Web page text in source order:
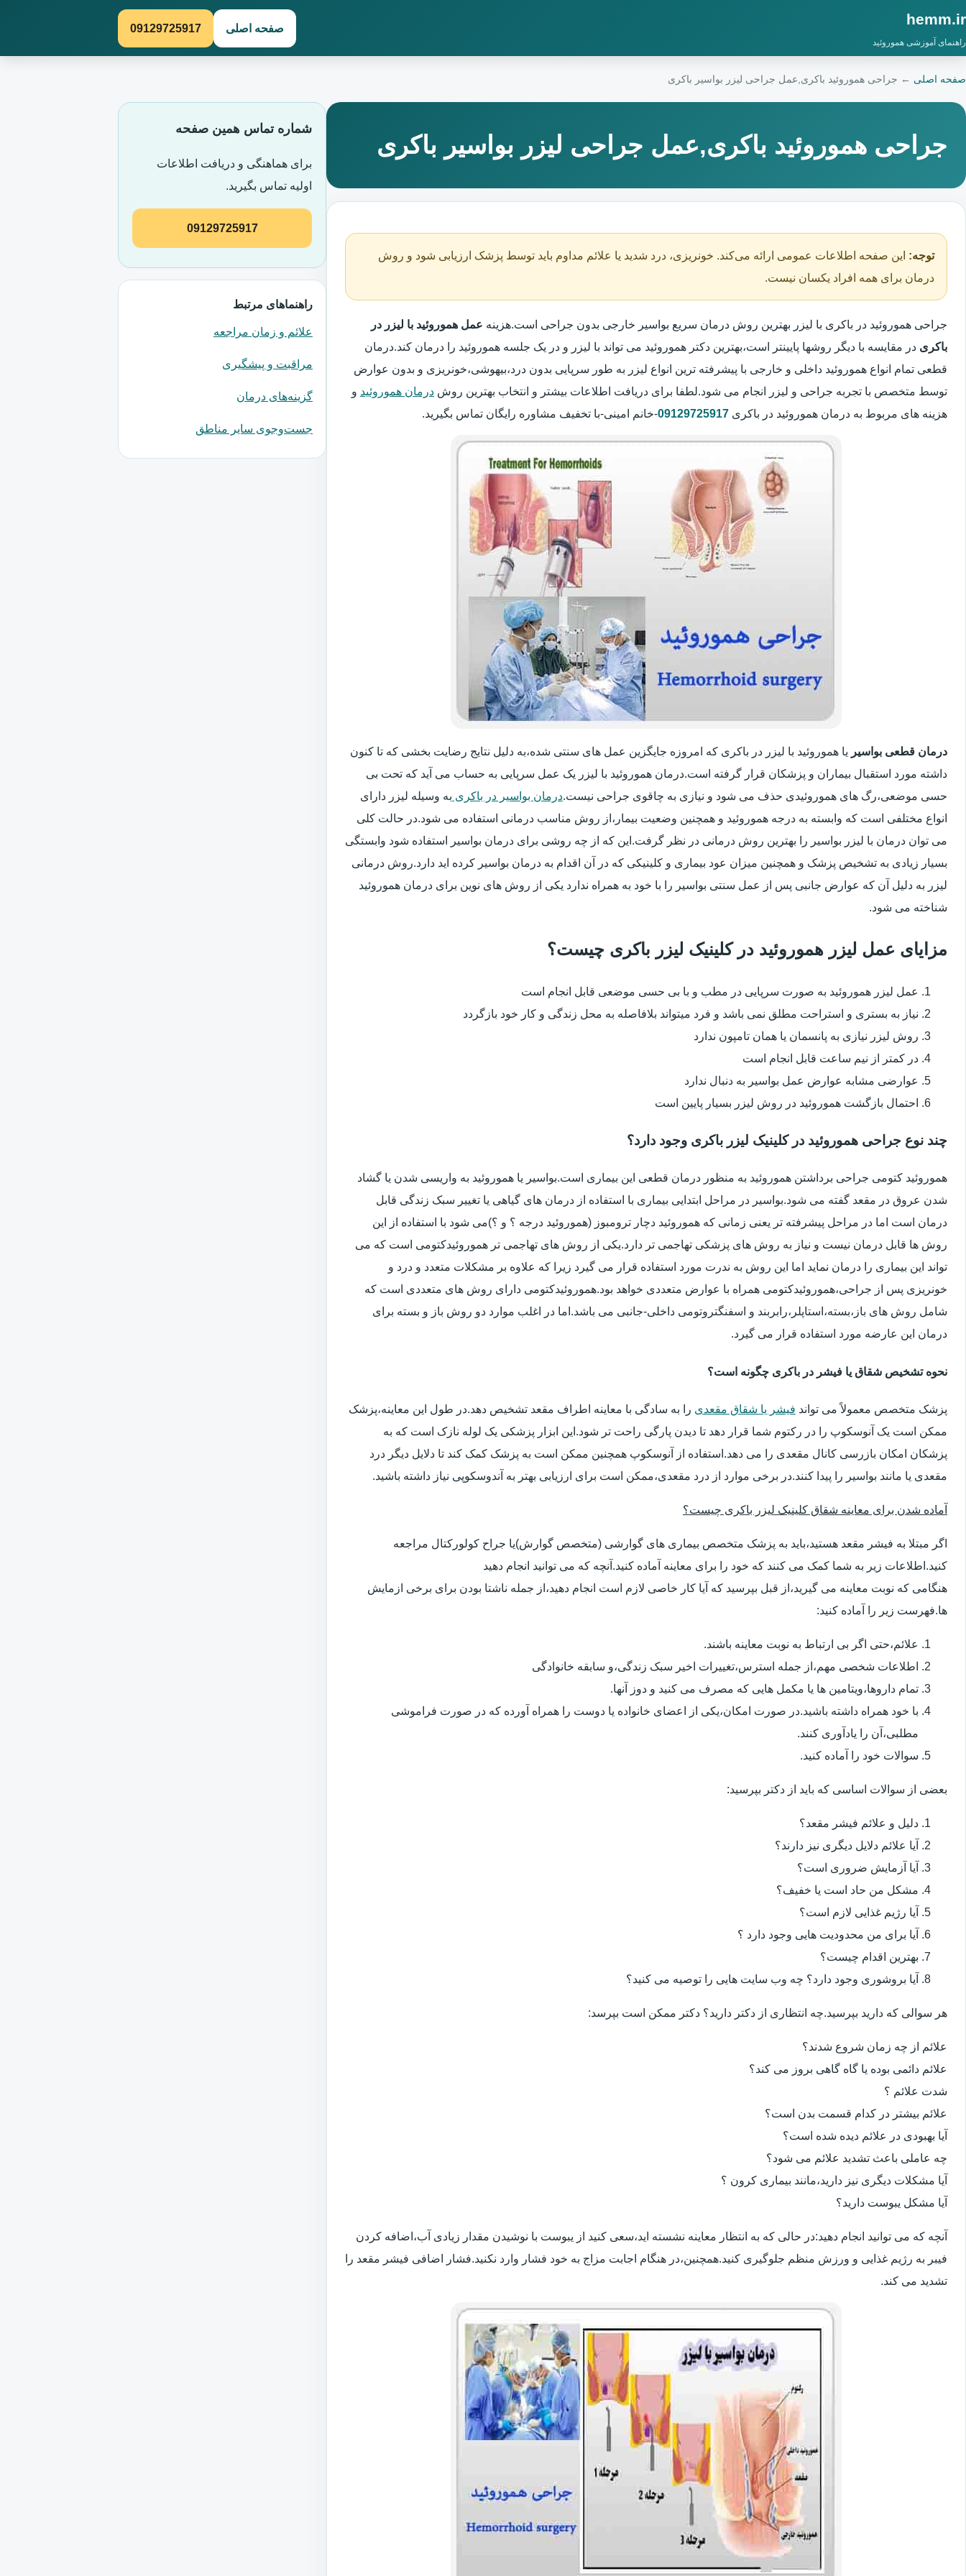
hemm.ir
راهنمای آموزشی هموروئید
صفحه اصلی 09129725917
صفحه اصلی ← جراحی هموروئید باکری,عمل جراحی لیزر بواسیر باکری
جراحی هموروئید باکری,عمل جراحی لیزر بواسیر باکری
توجه: این صفحه اطلاعات عمومی ارائه می‌کند. خونریزی، درد شدید یا علائم مداوم باید توسط پزشک ارزیابی شود و روش
درمان برای همه افراد یکسان نیست.
جراحی هموروئید در باکری با لیزر بهترین روش درمان سریع بواسیر خارجی بدون جراحی است.هزینه عمل هموروئید با لیزر در
باکری در مقایسه با دیگر روشها پایینتر است،بهترین دکتر هموروئید می تواند با لیزر و در یک جلسه هموروئید را درمان کند.درمان
قطعی تمام انواع هموروئید داخلی و خارجی با پیشرفته ترین انواع لیزر به طور سرپایی بدون درد،بیهوشی،خونریزی و بدون عوارض
توسط متخصص با تجربه جراحی و لیزر انجام می شود.لطفا برای دریافت اطلاعات بیشتر و انتخاب بهترین روش درمان هموروئید و
هزینه های مربوط به درمان هموروئید در باکری 09129725917-خانم امینی-با تخفیف مشاوره رایگان تماس بگیرید.
درمان قطعی بواسیر یا هموروئید با لیزر در باکری که امروزه جایگزین عمل های سنتی شده،به دلیل نتایج رضایت بخشی که تا کنون
داشته مورد استقبال بیماران و پزشکان قرار گرفته است.درمان هموروئید با لیزر یک عمل سرپایی به حساب می آید که تحت بی
حسی موضعی،رگ های هموروئیدی حذف می شود و نیازی به چاقوی جراحی نیست.درمان بواسیر در باکری به وسیله لیزر دارای
انواع مختلفی است که وابسته به درجه هموروئید و همچنین وضعیت بیمار،از روش مناسب درمانی استفاده می شود.در حالت کلی
می توان درمان با لیزر بواسیر را بهترین روش درمانی در نظر گرفت.این که از چه روشی برای درمان بواسیر استفاده شود وابستگی
بسیار زیادی به تشخیص پزشک و همچنین میزان عود بیماری و کلینیکی که در آن اقدام به درمان بواسیر کرده اید دارد.روش درمانی
لیزر به دلیل آن که عوارض جانبی پس از عمل سنتی بواسیر را با خود به همراه ندارد یکی از روش های نوین برای درمان هموروئید
شناخته می شود.
مزایای عمل لیزر هموروئید در کلینیک لیزر باکری چیست؟
عمل لیزر هموروئید به صورت سرپایی در مطب و با بی حسی موضعی قابل انجام است
نیاز به بستری و استراحت مطلق نمی باشد و فرد میتواند بلافاصله به محل زندگی و کار خود بازگردد
روش لیزر نیازی به پانسمان یا همان تامپون ندارد
در کمتر از نیم ساعت قابل انجام است
عوارضی مشابه عوارض عمل بواسیر به دنبال ندارد
احتمال بازگشت هموروئید در روش لیزر بسیار پایین است
چند نوع جراحی هموروئید در کلینیک لیزر باکری وجود دارد؟
هموروئید کتومی جراحی برداشتن هموروئید به منظور درمان قطعی این بیماری است.بواسیر یا هموروئید به واریسی شدن یا گشاد
شدن عروق در مقعد گفته می شود.بواسیر در مراحل ابتدایی بیماری با استفاده از درمان های گیاهی یا تغییر سبک زندگی قابل
درمان است اما در مراحل پیشرفته تر یعنی زمانی که هموروئید دچار ترومبوز (هموروئید درجه ؟ و ؟)می شود با استفاده از این
روش ها قابل درمان نیست و نیاز به روش های پزشکی تهاجمی تر دارد.یکی از روش های تهاجمی تر هموروئیدکتومی است که می
تواند این بیماری را درمان نماید اما این روش به ندرت مورد استفاده قرار می گیرد زیرا که علاوه بر مشکلات متعدد و درد و
خونریزی پس از جراحی،هموروئیدکتومی همراه با عوارض متعددی خواهد بود.هموروئیدکتومی دارای روش های متعددی است که
شامل روش های باز،بسته،استاپلر،رابربند و اسفنگتروتومی داخلی-جانبی می باشد.اما در اغلب موارد دو روش باز و بسته برای
درمان این عارضه مورد استفاده قرار می گیرد.
نحوه تشخیص شقاق یا فیشر در باکری چگونه است؟
پزشک متخصص معمولاً می تواند فیشر یا شقاق مقعدی را به سادگی با معاینه اطراف مقعد تشخیص دهد.در طول این معاینه،پزشک
ممکن است یک آنوسکوپ را در رکتوم شما قرار دهد تا دیدن پارگی راحت تر شود.این ابزار پزشکی یک لوله نازک است که به
پزشکان امکان بازرسی کانال مقعدی را می دهد.استفاده از آنوسکوپ همچنین ممکن است به پزشک کمک کند تا دلایل دیگر درد
مقعدی یا مانند بواسیر را پیدا کنند.در برخی موارد از درد مقعدی،ممکن است برای ارزیابی بهتر به آندوسکوپی نیاز داشته باشید.
آماده شدن برای معاینه شقاق کلینیک لیزر باکری چیست؟
اگر مبتلا به فیشر مقعد هستید،باید به پزشک متخصص بیماری های گوارشی (متخصص گوارش)یا جراح کولورکتال مراجعه
کنید.اطلاعات زیر به شما کمک می کنند که خود را برای معاینه آماده کنید.آنچه که می توانید انجام دهید
هنگامی که نوبت معاینه می گیرید،از قبل بپرسید که آیا کار خاصی لازم است انجام دهید،از جمله ناشتا بودن برای برخی ازمایش
ها.فهرست زیر را آماده کنید:
علائم،حتی اگر بی ارتباط به نوبت معاینه باشند.
اطلاعات شخصی مهم،از جمله استرس،تغییرات اخیر سبک زندگی،و سابقه خانوادگی
تمام داروها،ویتامین ها یا مکمل هایی که مصرف می کنید و دوز آنها.
با خود همراه داشته باشید.در صورت امکان،یکی از اعضای خانواده یا دوست را همراه آورده که در صورت فراموشی
مطلبی،آن را یادآوری کنند.
سوالات خود را آماده کنید.
بعضی از سوالات اساسی که باید از دکتر بپرسید:
دلیل و علائم فیشر مقعد؟
آیا علائم دلایل دیگری نیز دارند؟
آیا آزمایش ضروری است؟
مشکل من حاد است یا خفیف؟
آیا رژیم غذایی لازم است؟
آیا برای من محدودیت هایی وجود دارد ؟
بهترین اقدام چیست؟
آیا بروشوری وجود دارد؟ چه وب سایت هایی را توصیه می کنید؟
هر سوالی که دارید بپرسید.چه انتظاری از دکتر دارید؟ دکتر ممکن است بپرسد:
علائم از چه زمان شروع شدند؟
علائم دائمی بوده یا گاه گاهی بروز می کند؟
شدت علائم ؟
علائم بیشتر در کدام قسمت بدن است؟
آیا بهبودی در علائم دیده شده است؟
چه عاملی باعث تشدید علائم می شود؟
آیا مشکلات دیگری نیز دارید،مانند بیماری کرون ؟
آیا مشکل یبوست دارید؟
آنچه که می توانید انجام دهید:در حالی که به انتظار معاینه نشسته اید،سعی کنید از یبوست با نوشیدن مقدار زیادی آب،اضافه کردن
فیبر به رژیم غذایی و ورزش منظم جلوگیری کنید.همچنین،در هنگام اجابت مزاج به خود فشار وارد نکنید.فشار اضافی فیشر مقعد را
تشدید می کند.
شماره تماس همین صفحه
برای هماهنگی و دریافت اطلاعات
اولیه تماس بگیرید.
09129725917
راهنماهای مرتبط
علائم و زمان مراجعه
مراقبت و پیشگیری
گزینه‌های درمان
جست‌وجوی سایر مناطق